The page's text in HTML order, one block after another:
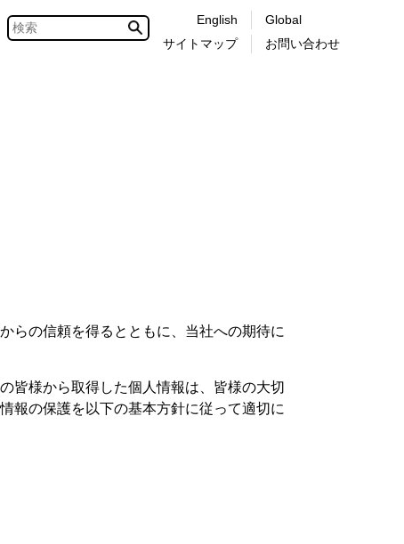
English
サイトマップ
Global
お問い合わせ
らの信頼を得るとともに、当社への期待に
皆様から取得した個人情報は、皆様の大切
報の保護を以下の基本方針に従って適切に